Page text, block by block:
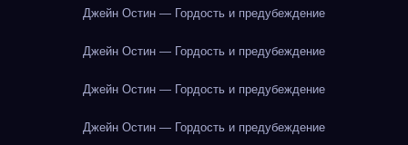
Джейн Остин — Гордость и предубеждение
Джейн Остин — Гордость и предубеждение
Джейн Остин — Гордость и предубеждение
Джейн Остин — Гордость и предубеждение